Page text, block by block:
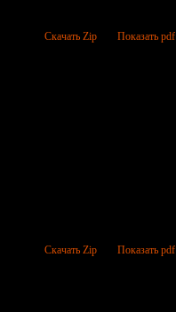
Скачать Zip Показать pdf
Скачать Zip Показать pdf